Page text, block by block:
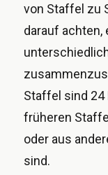
von Staffel zu
darauf achten,
Staffel sind 24
früheren
oder aus
sind.